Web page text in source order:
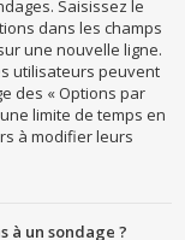
Saisissez le
dans les champs
une nouvelle ligne.
utilisateurs peuvent
des « Options par
limite de temps en
à modifier leurs
à un sondage ?